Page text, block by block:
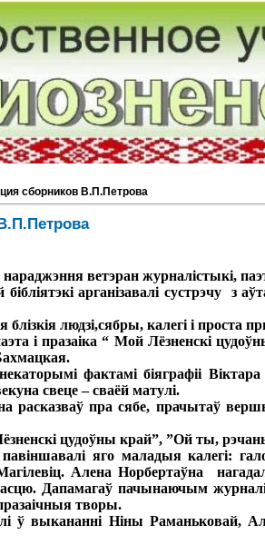
сборников В.П.Петрова
ветэран журналістыкі,
арганізавалі сустрэчу з
людзі,сябры, калегі і проста
і празаіка “ Мой Лёзненскі
фактамі біяграфіі
свеце – сваёй матулі.
пра сябе, прачытаў
цудоўны край”, ”Ой ты,
яго маладыя калегі:
Алена Норбертаўна
Дапамагаў пачынаючым
творы.
ў выкананні Ніны Раманьковай,